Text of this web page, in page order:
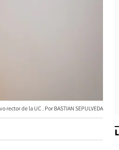
rector de la UC BASTIAN SEPULVEDA